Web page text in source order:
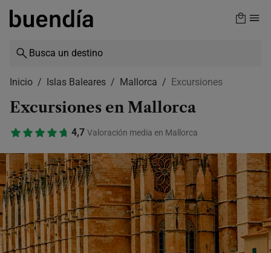
Skip
content
Inicio Islas Baleares Mallorca Excursiones
Excursiones en Mallorca
4,7 Valoración media en Mallorca